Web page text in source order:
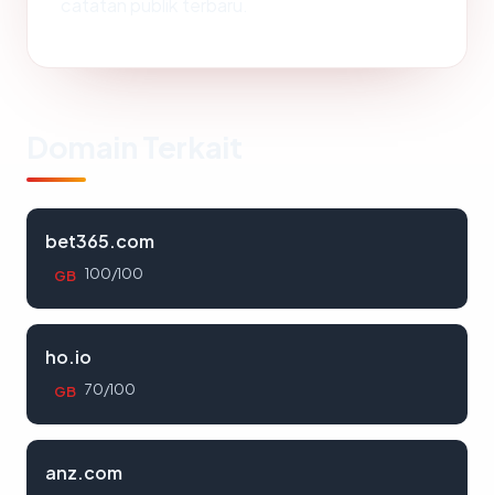
bet365.com
GB 100/100
ho.io
GB 70/100
anz.com